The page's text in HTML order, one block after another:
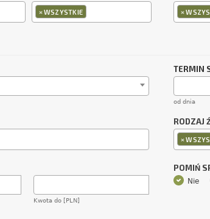
×WSZYSTKIE ×
TERMIN
od dnia
RODZAJ
×
Kwota do [PLN]
POMIŃ
Nie